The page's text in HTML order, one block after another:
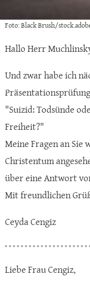
Foto: Black Brush/
Hallo Herr
Und zwar habe ich
"Suizid: Todsünde
Freiheit?"
Meine Fragen an Sie
Christentum
über eine Antwort
Mit freundlichen
Ceyda Cengiz
Liebe Frau Cengiz,